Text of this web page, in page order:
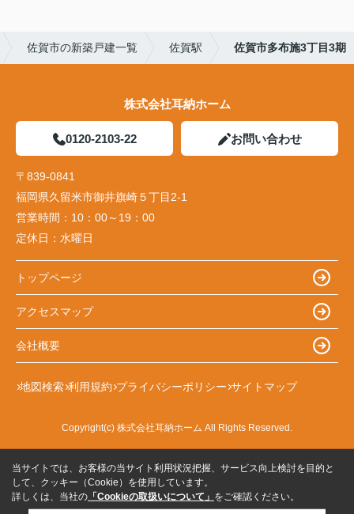
佐賀市の新築戸建一覧 佐賀駅 佐賀市多布施3丁目3期
株式会社耳納ホーム
0120-2103-22 お問い合わせ
〒839-0841
福岡県久留米市御井旗崎５丁目2-1
営業時間： 10：00～19：00
定休日： 水曜日
トップページ
アクセスマップ
会社概要
地図検索 利用規約 プライバシーポリシー サイトマップ
Copyright(c) 株式会社耳納ホーム All Rights Reserved.
当サイトでは、お客様の当サイト利用状況把握、サービス向上検討を目的と
して、クッキー（Cookie）を使用しています。
詳しくは、当社の 「Cookieの取扱いについて」 をご確認ください。